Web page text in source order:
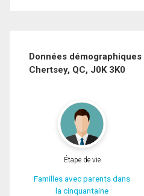
Données démographiques
Chertsey, QC, J0K 3K0
Étape de vie
Familles avec parents dans
la cinquantaine